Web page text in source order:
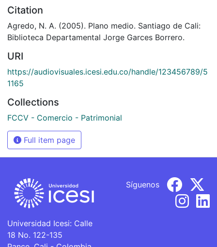
Citation
Agredo, N. A. (2005). Plano medio. Santiago de Cali:
Biblioteca Departamental Jorge Garces Borrero.
URI
https://audiovisuales.icesi.edu.co/handle/123456789/5
1165
Collections
FCCV - Comercio - Patrimonial
Full item page
Universidad Icesi: Calle
18 No. 122-135
Síguenos